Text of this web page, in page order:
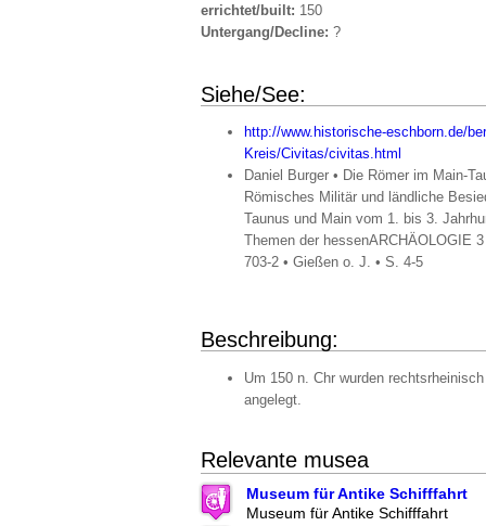
errichtet/built: 150
Untergang/Decline: ?
Siehe/See:
http://www.historische-eschborn.de/
Kreis/Civitas/civitas.html
Daniel Burger • Die Römer im Main-
Römisches Militär und ländliche
Taunus und Main vom 1. bis 3.
Themen der hessenARCHÄOLOGIE
703-2 • Gießen o. J. • S. 4-5
Beschreibung:
Um 150 n. Chr wurden
angelegt.
Relevante musea
Museum für Antike Schifffahrt
Museum für Antike Schifffahrt